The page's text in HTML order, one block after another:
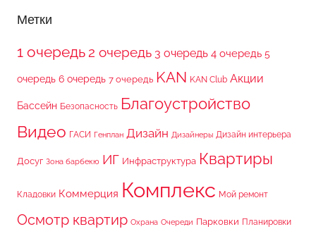
Метки
1 очередь2 очередь 3 очередь 4 очередь 5
очередь 6 очередь 7 очередь KAN KAN Club Акции
Бассейн Безопасность Благоустройство
Видео ГАСИ Генплан Дизайн Дизайнеры Дизайн интерьера
Досуг Зона барбекю ИГ Инфраструктура Квартиры
Кладовки Коммерция Комплекс Мой ремонт
Осмотр квартир Охрана Очереди Парковки Планировки